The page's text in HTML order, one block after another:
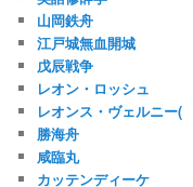
山岡鉄舟
江戸城無血開城
戊辰戦争
レオン・ロッシュ
レオンス・ヴェルニー(
勝海舟
咸臨丸
カッテンディーケ